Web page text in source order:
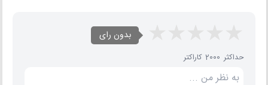
بدون رای
حداکثر 2000 کاراکتر